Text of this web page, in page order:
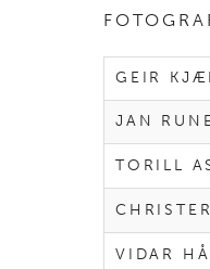
GEIR
JAN
TORILL
VIDAR